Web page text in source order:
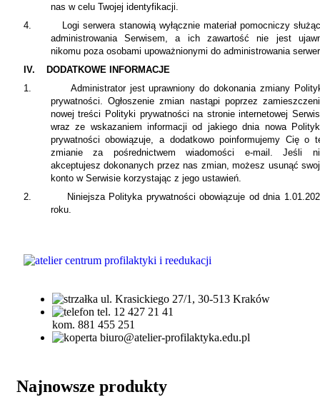
nas w celu Twojej identyfikacji.
4.
Logi serwera stanowią wyłącznie materiał pomocniczy
administrowania Serwisem, a ich zawartość nie jest
nikomu poza osobami upoważnionymi do administrowania
IV.
DODATKOWE INFORMACJE
1.
Administrator jest uprawniony do dokonania zmiany
prywatności. Ogłoszenie zmian nastąpi poprzez
nowej treści Polityki prywatności na stronie internetowej
wraz ze wskazaniem informacji od jakiego dnia nowa
prywatności obowiązuje, a dodatkowo poinformujemy Cię o
zmianie za pośrednictwem wiadomości e-mail. Jeśli
akceptujesz dokonanych przez nas zmian, możesz usunąć
konto w Serwisie korzystając z jego ustawień.
2.
Niniejsza Polityka prywatności obowiązuje od dnia
roku.
ul. Krasickiego 27/1, 30-513 Kraków
tel. 12 427 21 41
kom. 881 455 251
biuro@atelier-profilaktyka.edu.pl
Najnowsze produkty